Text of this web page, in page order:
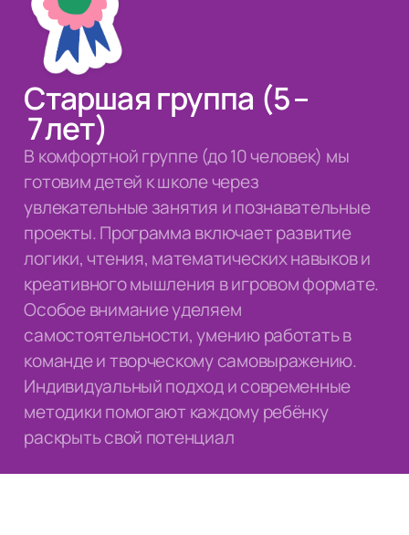
Старшая группа (5 –
7 лет)
В комфортной группе (до 10 человек) мы
готовим детей к школе через
увлекательные занятия и познавательные
проекты. Программа включает развитие
логики, чтения, математических навыков и
креативного мышления в игровом формате.
Особое внимание уделяем
самостоятельности, умению работать в
команде и творческому самовыражению.
Индивидуальный подход и современные
методики помогают каждому ребёнку
раскрыть свой потенциал